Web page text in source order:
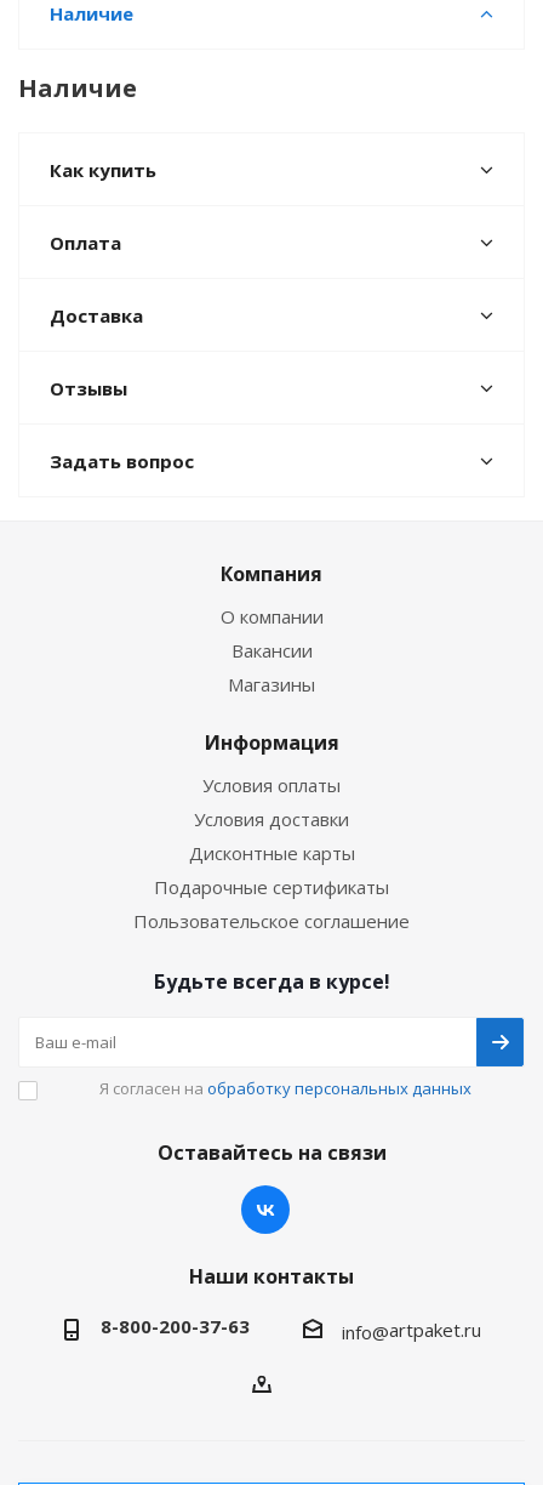
Наличие
Наличие
Как купить
Оплата
Доставка
Отзывы
Задать вопрос
Компания
О компании
Вакансии
Магазины
Информация
Условия оплаты
Условия доставки
Дисконтные карты
Подарочные сертификаты
Пользовательское соглашение
Будьте всегда в курсе!
Я согласен на обработку персональных данных
Оставайтесь на связи
Наши контакты
8-800-200-37-63 info@artpaket.ru